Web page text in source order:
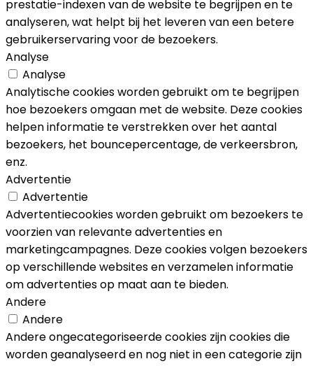
prestatie-indexen van de website te begrijpen en te
analyseren, wat helpt bij het leveren van een betere
gebruikerservaring voor de bezoekers.
Analyse
Analyse
Analytische cookies worden gebruikt om te begrijpen
hoe bezoekers omgaan met de website. Deze cookies
helpen informatie te verstrekken over het aantal
bezoekers, het bouncepercentage, de verkeersbron,
enz.
Advertentie
Advertentie
Advertentiecookies worden gebruikt om bezoekers te
voorzien van relevante advertenties en
marketingcampagnes. Deze cookies volgen bezoekers
op verschillende websites en verzamelen informatie
om advertenties op maat aan te bieden.
Andere
Andere
Andere ongecategoriseerde cookies zijn cookies die
worden geanalyseerd en nog niet in een categorie zijn